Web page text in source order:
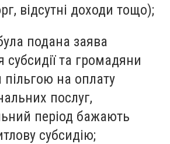
відсутні доходи тощо);
подана заява
та громадяни
пільгою на оплату
послуг,
період бажають
субсидію;